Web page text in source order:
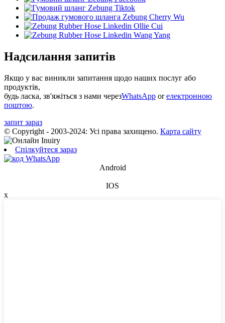
Надсилання запитів
Якщо у вас виникли запитання щодо наших послуг або
продуктів,
будь ласка, зв'яжіться з нами черезWhatsApp orелектронною
поштою.
запит зараз
© Copyright - 2003-2024: Усі права захищено. Карта сайту
Спілкуйтеся зараз
Android
IOS
x